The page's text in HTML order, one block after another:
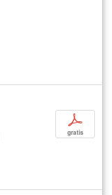
p
gratis